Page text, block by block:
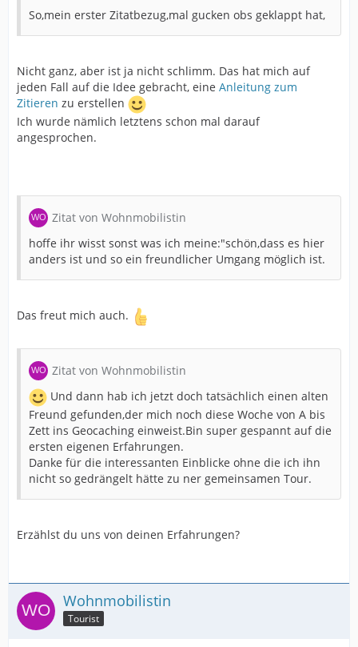
So,mein erster Zitatbezug,mal gucken obs geklappt hat,
Nicht ganz, aber ist ja nicht schlimm. Das hat mich auf
jeden Fall auf die Idee gebracht, eine Anleitung zum
Zitieren zu erstellen
Ich wurde nämlich letztens schon mal darauf
angesprochen.
Zitat von Wohnmobilistin
hoffe ihr wisst sonst was ich meine:"schön,dass es hier
anders ist und so ein freundlicher Umgang möglich ist.
Das freut mich auch.
Zitat von Wohnmobilistin
Und dann hab ich jetzt doch tatsächlich einen alten
Freund gefunden,der mich noch diese Woche von A bis
Zett ins Geocaching einweist.Bin super gespannt auf die
ersten eigenen Erfahrungen.
Danke für die interessanten Einblicke ohne die ich ihn
nicht so gedrängelt hätte zu ner gemeinsamen Tour.
Erzählst du uns von deinen Erfahrungen?
Wohnmobilistin
Tourist